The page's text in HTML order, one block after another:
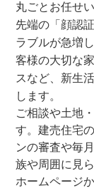
丸ごとお任せ
先端の「顔認
ラブルが急増
客様の大切な
スなど、新生
します。
ご相談や土地
す。建売住宅
ンの審査や毎
族や周囲に見
ホームページ